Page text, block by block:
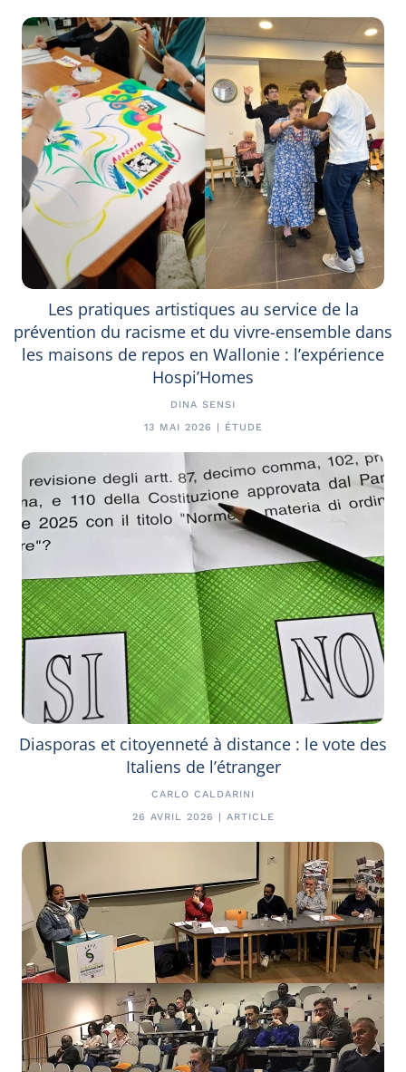
Les pratiques artistiques au service de la
prévention du racisme et du vivre-ensemble dans
les maisons de repos en Wallonie : l’expérience
Hospi’Homes
DINA SENSI
13 MAI 2026 | ÉTUDE
Diasporas et citoyenneté à distance : le vote des
Italiens de l’étranger
CARLO CALDARINI
26 AVRIL 2026 | ARTICLE